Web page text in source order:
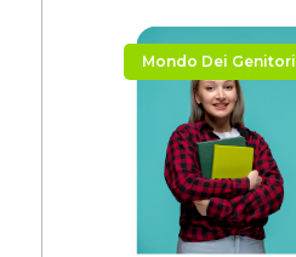
Mondo Dei Genitori